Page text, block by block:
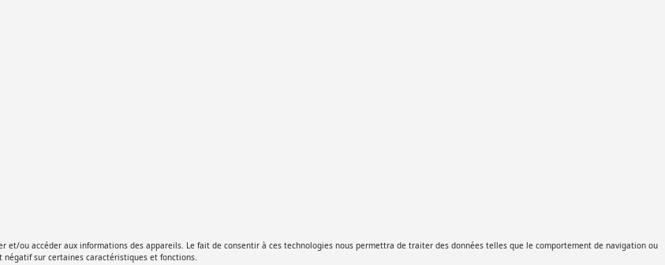
ou accéder aux informations des appareils. Le fait de consentir à ces technologies nous permettra de traiter des données telles que le comportement de navigation ou
sur certaines caractéristiques et fonctions.